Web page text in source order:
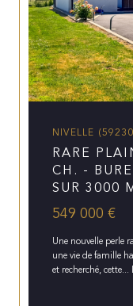
NIVELLE
RARE
CH. -
SUR 3000
549 000 €
Une nouvelle perle
une vie de famille
et recherché, cette...